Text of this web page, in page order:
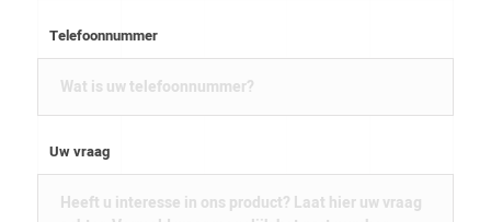
Telefoonnummer
Uw vraag